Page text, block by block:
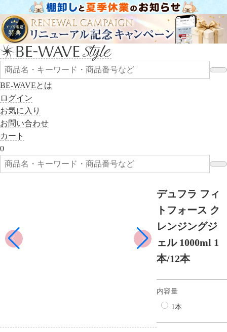
BE-WAVEとは
ログイン
お気に入り
お問い合わせ
カート
0
デュフラ フィ
トフォース ク
レンジングジ
ェル 1000ml 1
本/12本
内容量
1本